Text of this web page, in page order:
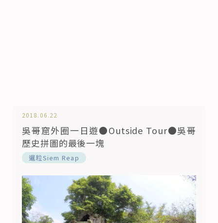
2018.06.22
吳哥窟外圈一日遊●Outside Tour●吳哥
歷史拼圖的最後一塊
暹粒Siem Reap